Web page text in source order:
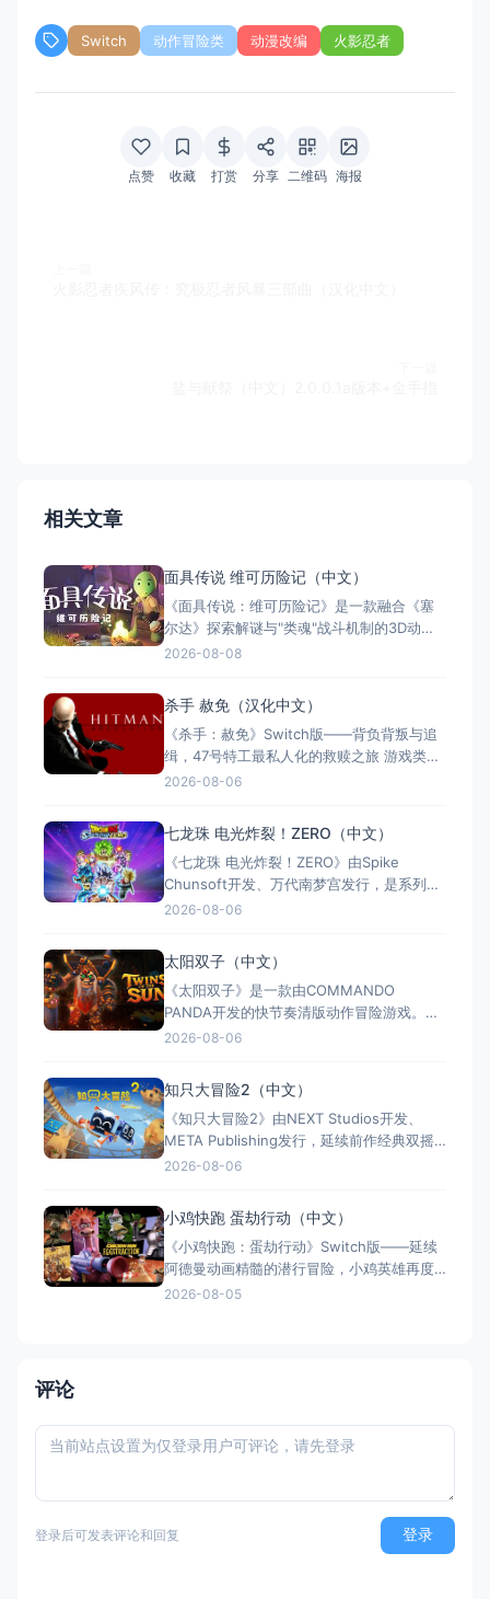
Switch 动作冒险类 动漫改编 火影忍者
点赞 收藏 打赏 分享 二维码 海报
相关文章
面具传说 维可历险记（中文）
《面具传说：维可历险记》是一款融合《塞
尔达》探索解谜与"类魂"战斗机制的3D动作
冒险游戏。玩家扮演冒险家维可，在奇幻世
程，Switch版售价$21.99。Steam玩家评
测"多半好评"，好评率85%，以创意谜题与扎
实的打击
2026-08-08
杀手 赦免（汉化中文）
《杀手：赦免》Switch版——背负背叛与追
缉，47号特工最私人化的救赎之旅 游戏类
型：动作冒险类（第三人称潜行暗杀 × 动作
称：杀手：赦免（官方繁体中文定名） 美国
名称：Hitman: Absoluti
2026-08-06
七龙珠 电光炸裂！ZERO（中文）
《七龙珠 电光炸裂！ZERO》由Spike
Chunsoft开发、万代南梦宫发行，是系列暌
违17年的正统续作。Switch及Switch 2双平
的高速3D格斗为核心，支持体感操控与全区
中文，融合故事、竞技与创作多种模式。
2026-08-06
太阳双子（中文）
《太阳双子》是一款由COMMANDO
PANDA开发的快节奏清版动作冒险游戏。双
胞胎兄弟为拯救被掳走的妹妹，踏上横跨荒
佳选择；25个手工关卡、史诗头目战与即时
强化系统带来丰富体验。全区中文支持，容
量仅1GB，Switch/S
2026-08-06
知只大冒险2（中文）
《知只大冒险2》由NEXT Studios开发、
META Publishing发行，延续前作经典双摇
杆控制双腿的玩法，首次支持最多4人联机合
持跨平台联机与全区中文，2025年11月5日
全平台发售，Switch港服约73
2026-08-06
小鸡快跑 蛋劫行动（中文）
《小鸡快跑：蛋劫行动》Switch版——延续
阿德曼动画精髓的潜行冒险，小鸡英雄再度
集结 游戏类型：动作冒险类（潜行 × 动作平
2026-08-05
评论
登录后可发表评论和回复 登录